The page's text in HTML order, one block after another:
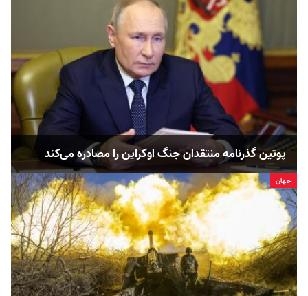
پوتین گذرنامه منتقدان جنگ اوکراین را مصادره می‌کند
جهان